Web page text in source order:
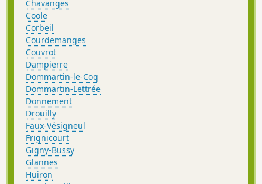
Chavanges
Coole
Corbeil
Courdemanges
Couvrot
Dampierre
Dommartin-le-Coq
Dommartin-Lettrée
Donnement
Drouilly
Faux-Vésigneul
Frignicourt
Gigny-Bussy
Glannes
Huiron